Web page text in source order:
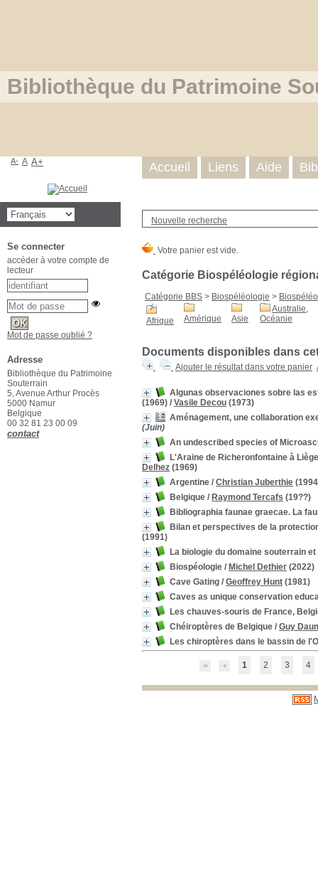
Bibliothèque du Patrimoine
Nouvelle recherche
Catégorie Biospéléologie
Catégorie BBS > Biospéléologie >
Afrique Amérique Asie
Australie,
Océanie
Documents disponibles dans
Ajouter le résultat dans votre panier
Algunas observaciones sobre las
(1969) / Vasile Decou (1973)
Aménagement, une collaboration
(Juin)
An undescribed species of
L'Araine de Richeronfontaine à
Delhez (1969)
Argentine / Christian Juberthie
Belgique / Raymond Tercafs (19??)
Bibliographia faunae graecae. La
Bilan et perspectives de la
(1991)
La biologie du domaine souterrain
Biospéologie / Michel Dethier (2022)
Cave Gating / Geoffrey Hunt (1981)
Caves as unique conservation
Les chauves-souris de France,
Chéiroptères de Belgique / Guy
Les chiroptères dans le bassin de
1 2 3 4
Accueil Liens Aide
A- A A+
Se connecter
accéder à votre compte de
lecteur
Mot de passe oublié ?
Adresse
Bibliothèque du Patrimoine
Souterrain
5, Avenue Arthur Procès
5000 Namur
Belgique
00 32 81 23 00 09
contact